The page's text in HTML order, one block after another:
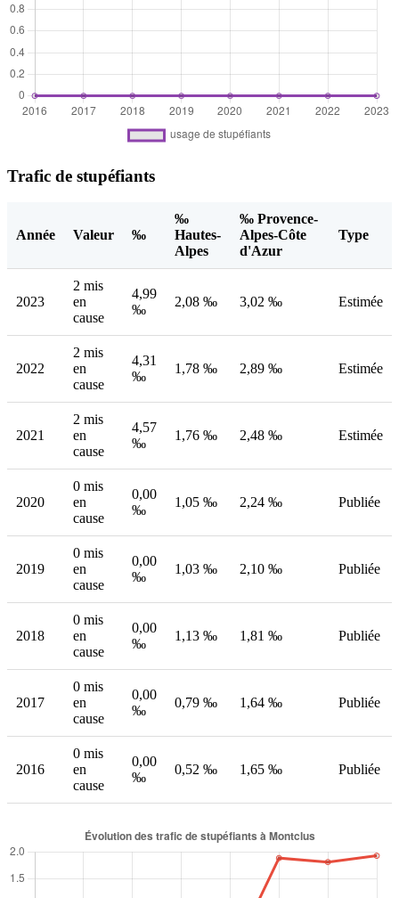
Trafic de stupéfiants
Année Valeur ‰
‰
Hautes-
Alpes
‰ Provence-
Alpes-Côte
d'Azur
Type
2023
2 mis
en
cause
4,99
‰
2,08 ‰ 3,02 ‰ Estimée
2022
2 mis
en
cause
4,31
‰
1,78 ‰ 2,89 ‰ Estimée
2021
2 mis
en
cause
4,57
‰
1,76 ‰ 2,48 ‰ Estimée
2020
0 mis
en
cause
0,00
‰
1,05 ‰ 2,24 ‰ Publiée
2019
0 mis
en
cause
0,00
‰
1,03 ‰ 2,10 ‰ Publiée
2018
0 mis
en
cause
0,00
‰
1,13 ‰ 1,81 ‰ Publiée
2017
0 mis
en
cause
0,00
‰
0,79 ‰ 1,64 ‰ Publiée
2016
0 mis
en
cause
0,00
‰
0,52 ‰ 1,65 ‰ Publiée